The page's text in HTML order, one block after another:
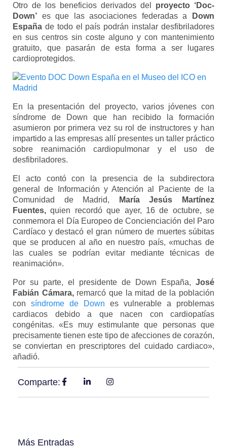
Otro de los beneficios derivados del
proyecto ‘Doc-
Down’ es que las asociaciones federadas a
Down
España de todo el país podrán instalar desfibriladores
en sus centros sin coste alguno y con mantenimiento
gratuito, que pasarán de esta forma a ser lugares
cardioprotegidos.
En la presentación del proyecto, varios jóvenes con
síndrome de Down que han recibido la formación
asumieron por primera vez su rol de instructores y han
impartido a las empresas allí presentes un taller práctico
sobre reanimación cardiopulmonar y el uso de
desfibriladores.
El acto contó con la presencia de la subdirectora
general de Información y Atención al Paciente de la
Comunidad de Madrid,
María Jesús Martínez
Fuentes,quien recordó que ayer, 16 de octubre, se
conmemora el Día Europeo de Concienciación del Paro
Cardíaco y destacó el gran número de muertes súbitas
que se producen al año en nuestro país, «muchas de
las cuales se podrían evitar mediante técnicas de
reanimación».
Por su parte, el presidente de Down España, José
Fabián Cámara,remarcó que la mitad de la población
con síndrome de Down es vulnerable a problemas
cardiacos debido a que nacen con cardiopatías
congénitas. «Es muy estimulante que personas que
precisamente tienen este tipo de afecciones de corazón,
se conviertan en prescriptores del cuidado cardiaco»,
añadió.
Comparte:
Más Entradas